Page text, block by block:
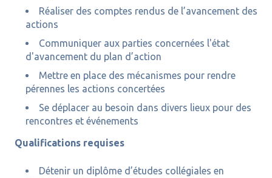
Réaliser des comptes rendus de l’avancement des
actions
Communiquer aux parties concernées l'état
d'avancement du plan d’action
Mettre en place des mécanismes pour rendre
pérennes les actions concertées
Se déplacer au besoin dans divers lieux pour des
rencontres et événements
Qualifications requises
Détenir un diplôme d’études collégiales en